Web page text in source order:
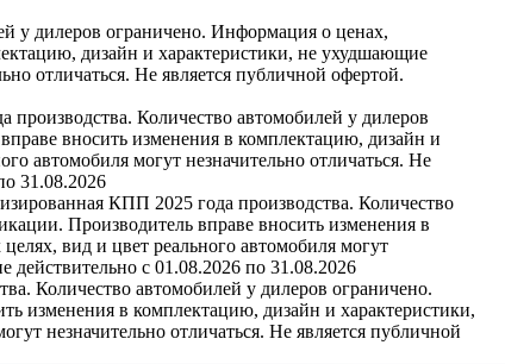
у дилеров ограничено. Информация о ценах,
дизайн и характеристики, не ухудшающие
отличаться. Не является публичной офертой.
Количество автомобилей у дилеров
вносить изменения в комплектацию, дизайн и
автомобиля могут незначительно отличаться. Не
31.08.2026
КПП 2025 года производства. Количество
Производитель вправе вносить изменения в
вид и цвет реального автомобиля могут
с 01.08.2026 по 31.08.2026
Количество автомобилей у дилеров ограничено.
изменения в комплектацию, дизайн и характеристики,
незначительно отличаться. Не является публичной